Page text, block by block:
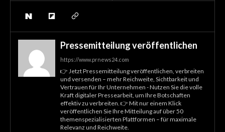
Pressemitteilung veröffentlichen
https://www.prnews24.com
👉 Jetzt Pressemitteilung veröffentlichen, verbreiten
und versenden – mehr Reichweite, Sichtbarkeit und
Vertrauen für Ihr Unternehmen - Nutzen Sie die volle
Kraft digitaler Pressearbeit, um Ihre Botschaften
effektiv zu verbreiten. 👉 Mit nur einem Klick
veröffentlichen Sie Ihre Mitteilung auf über 50
themenspezialisierten Plattformen – für maximale
Relevanz und Reichweite.